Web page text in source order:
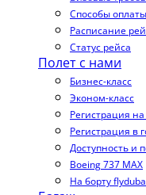
Способы оплаты
Расписание
Статус рейса
Полет с нами
Бизнес-класс
Эконом-класс
Регистрация
Регистрация в
Доступность и
Boeing 737 MAX
На борту